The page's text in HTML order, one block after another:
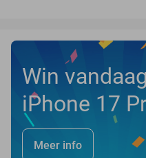
Win
iPhone 17
Meer info